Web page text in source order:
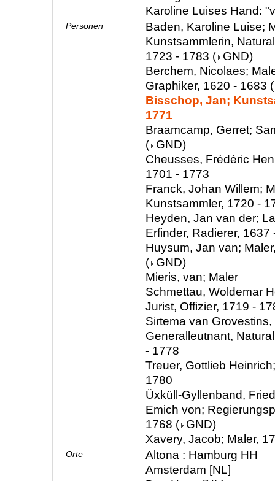
Karoline Luises Hand:
Personen
Baden, Karoline Luise;
Kunstsammlerin,
1723 - 1783 ( GND)
Berchem, Nicolaes;
Graphiker, 1620 - 1683 (
Bisschop, Jan;
1771
Braamcamp, Gerret;
( GND)
Cheusses, Frédéric
1701 - 1773
Franck, Johan Willem;
Kunstsammler, 1720 -
Heyden, Jan van der;
Erfinder, Radierer, 1637
Huysum, Jan van;
( GND)
Mieris, van; Maler
Schmettau, Woldemar
Jurist, Offizier, 1719 -
Sirtema van
Generalleutnant,
- 1778
Treuer, Gottlieb
1780
Üxküll-Gyllenband,
Emich von;
1768 ( GND)
Xavery, Jacob; Maler,
Orte
Altona : Hamburg HH
Amsterdam [NL]